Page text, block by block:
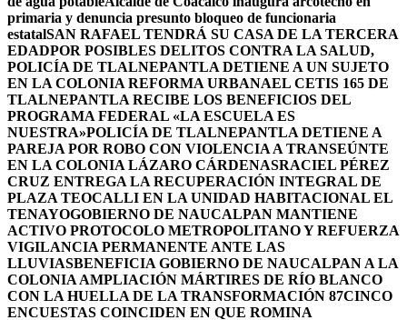
primaria y denuncia presunto bloqueo de funcionaria
estatalSAN RAFAEL TENDRÁ SU CASA DE LA TERCERA
EDADPOR POSIBLES DELITOS CONTRA LA SALUD,
POLICÍA DE TLALNEPANTLA DETIENE A UN SUJETO
EN LA COLONIA REFORMA URBANAEL CETIS 165 DE
TLALNEPANTLA RECIBE LOS BENEFICIOS DEL
PROGRAMA FEDERAL «LA ESCUELA ES
NUESTRA»POLICÍA DE TLALNEPANTLA DETIENE A
PAREJA POR ROBO CON VIOLENCIA A TRANSEÚNTE
EN LA COLONIA LÁZARO CÁRDENASRACIEL PÉREZ
CRUZ ENTREGA LA RECUPERACIÓN INTEGRAL DE
PLAZA TEOCALLI EN LA UNIDAD HABITACIONAL EL
TENAYOGOBIERNO DE NAUCALPAN MANTIENE
ACTIVO PROTOCOLO METROPOLITANO Y REFUERZA
VIGILANCIA PERMANENTE ANTE LAS
LLUVIASBENEFICIA GOBIERNO DE NAUCALPAN A LA
COLONIA AMPLIACIÓN MÁRTIRES DE RÍO BLANCO
CON LA HUELLA DE LA TRANSFORMACIÓN 87CINCO
ENCUESTAS COINCIDEN EN QUE ROMINA